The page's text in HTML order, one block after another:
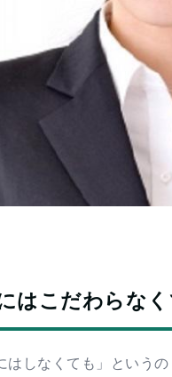
はこだわらな
しなくても」という